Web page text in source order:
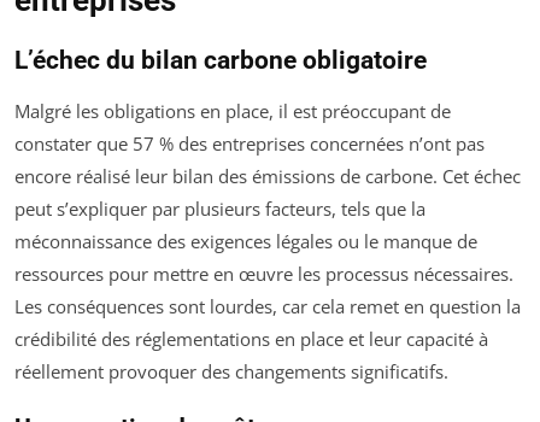
L’échec du bilan carbone obligatoire
Malgré les obligations en place, il est préoccupant de
constater que 57 % des entreprises concernées n’ont pas
encore réalisé leur bilan des émissions de carbone. Cet échec
peut s’expliquer par plusieurs facteurs, tels que la
méconnaissance des exigences légales ou le manque de
ressources pour mettre en œuvre les processus nécessaires.
Les conséquences sont lourdes, car cela remet en question la
crédibilité des réglementations en place et leur capacité à
réellement provoquer des changements significatifs.